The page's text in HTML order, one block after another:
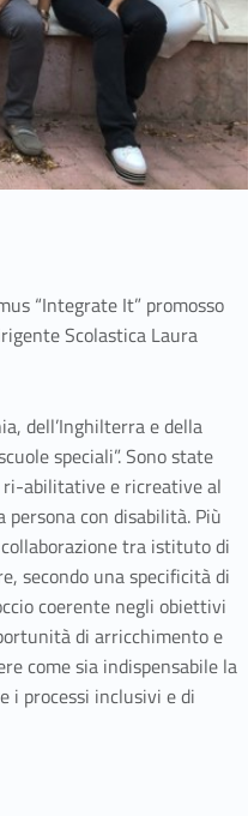
“Integrate It” promosso
Scolastica Laura
dell’Inghilterra e della
speciali”. Sono state
abilitative e ricreative al
con disabilità. Più
tra istituto di
secondo una specificità di
coerente negli obiettivi
di arricchimento e
come sia indispensabile la
i processi inclusivi e di